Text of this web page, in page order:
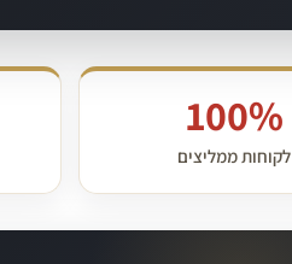
100%
לקוחות ממליצים